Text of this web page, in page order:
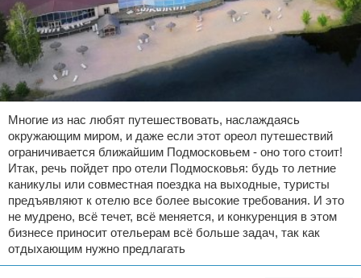
Многие из нас любят путешествовать, наслаждаясь
окружающим миром, и даже если этот ореол путешествий
ограничивается ближайшим Подмосковьем - оно того стоит!
Итак, речь пойдет про отели Подмосковья: будь то летние
каникулы или совместная поездка на выходные, туристы
предъявляют к отелю все более высокие требования. И это
не мудрено, всё течет, всё меняется, и конкуренция в этом
бизнесе приносит отельерам всё больше задач, так как
отдыхающим нужно предлагать